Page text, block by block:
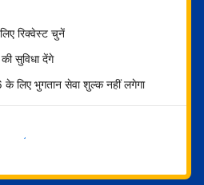
रिक्वेस्ट चुनें
सुविधा देंगे
लिए भुगतान सेवा शुल्क नहीं लगेगा
शुरू करें